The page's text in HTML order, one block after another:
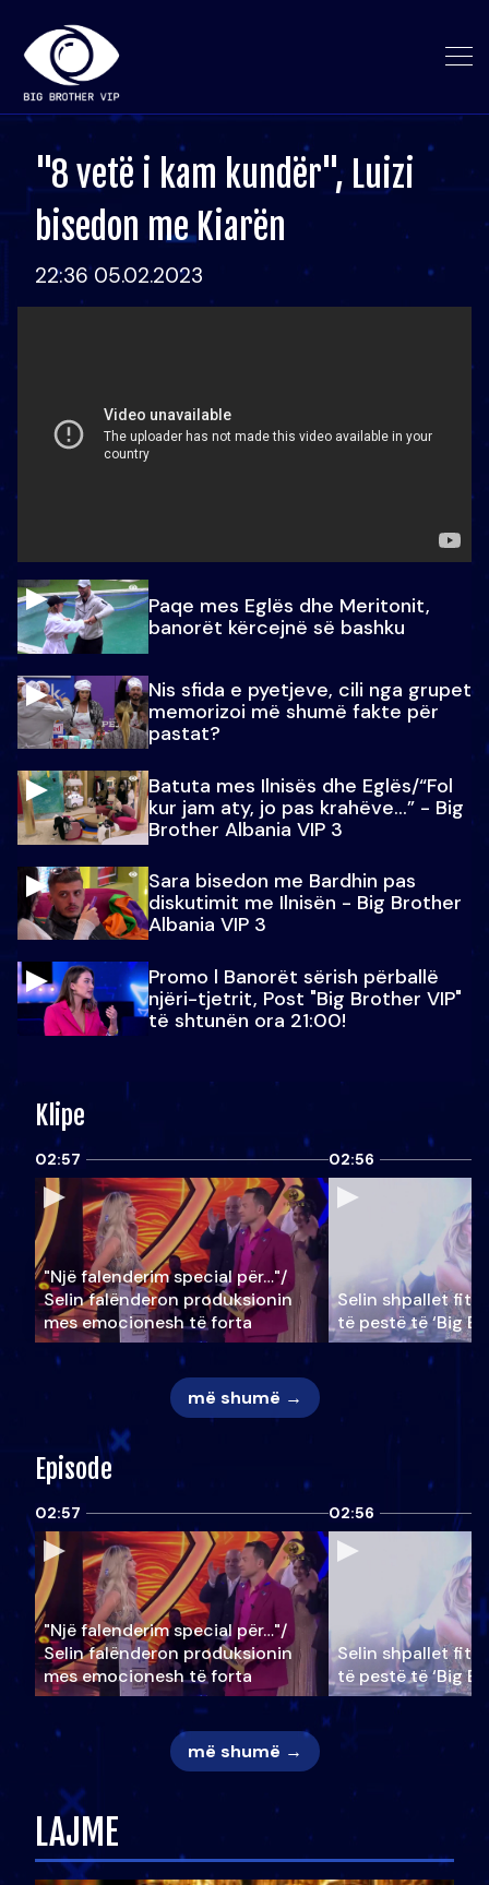
"8 vetë i kam kundër", Luizi
bisedon me Kiarën
22:36 05.02.2023
Paqe mes Eglës dhe Meritonit,
banorët kërcejnë së bashku
Nis sfida e pyetjeve, cili nga grupet
memorizoi më shumë fakte për
pastat?
Batuta mes Ilnisës dhe Eglës/“Fol
kur jam aty, jo pas krahëve…” - Big
Brother Albania VIP 3
Sara bisedon me Bardhin pas
diskutimit me Ilnisën - Big Brother
Albania VIP 3
Promo l Banorët sërish përballë
njëri-tjetrit, Post "Big Brother VIP"
të shtunën ora 21:00!
Klipe
02:57
"Një falenderim special për…"/
Selin falënderon produksionin
mes emocionesh të forta
02:56
Selin shpallet
të pestë të ‘Big
më shumë →
Episode
02:57
"Një falenderim special për…"/
Selin falënderon produksionin
mes emocionesh të forta
02:56
Selin shpallet
të pestë të ‘Big
më shumë →
LAJME